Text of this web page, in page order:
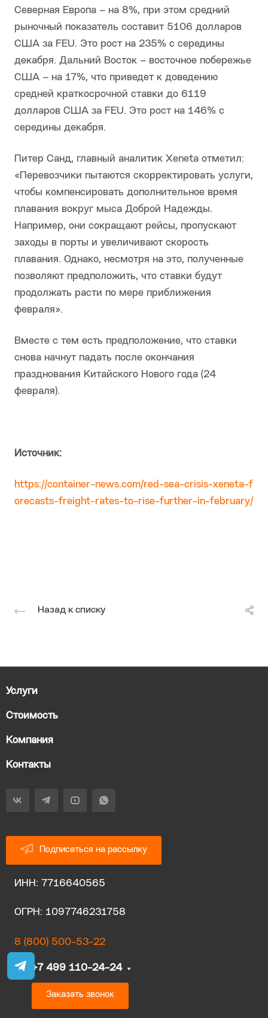
Северная Европа – на 8%, при этом средний
рыночный показатель составит 5106 долларов
США за FEU. Это рост на 235% с середины
декабря. Дальний Восток – восточное побережье
США – на 17%, что приведет к доведению
средней краткосрочной ставки до 6119
долларов США за FEU. Это рост на 146% с
середины декабря.
Питер Санд, главный аналитик Xeneta отметил:
«Перевозчики пытаются скорректировать услуги,
чтобы компенсировать дополнительное время
плавания вокруг мыса Доброй Надежды.
Например, они сокращают рейсы, пропускают
заходы в порты и увеличивают скорость
плавания. Однако, несмотря на это, полученные
позволяют предположить, что ставки будут
продолжать расти по мере приближения
февраля».
Вместе с тем есть предположение, что ставки
снова начнут падать после окончания
празднования Китайского Нового года (24
февраля).
Источник:
https://container-news.com/red-sea-crisis-xeneta-f
orecasts-freight-rates-to-rise-further-in-february/
Назад к списку
Услуги
Стоимость
Компания
Контакты
Подписаться на рассылку
ИНН: 7716640565
ОГРН: 1097746231758
8 (800) 500-53-22
+7 499 110-24-24
Заказать звонок